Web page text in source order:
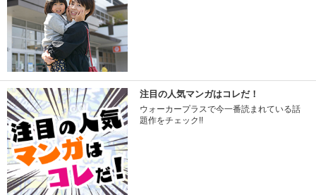
注目の人気マンガはコレだ！
ウォーカープラスで今一番読まれている話
題作をチェック!!